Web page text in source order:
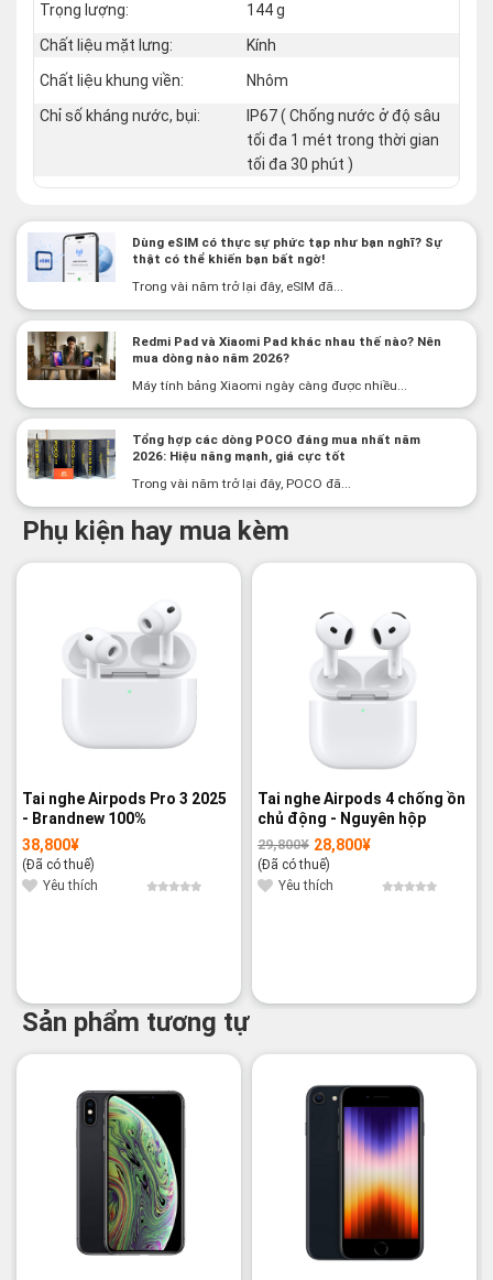
Trọng lượng:
144 g
Chất liệu mặt lưng:
Kính
Chất liệu khung viền:
Nhôm
Chỉ số kháng nước, bụi:
IP67 ( Chống nước ở độ sâu
tối đa 1 mét trong thời gian
tối đa 30 phút )
Dùng eSIM có thực sự phức tạp như bạn nghĩ? Sự
thật có thể khiến bạn bất ngờ!
Trong vài năm trở lại đây, eSIM đã...
Redmi Pad và Xiaomi Pad khác nhau thế nào? Nên
mua dòng nào năm 2026?
Máy tính bảng Xiaomi ngày càng được nhiều...
Tổng hợp các dòng POCO đáng mua nhất năm
2026: Hiệu năng mạnh, giá cực tốt
Trong vài năm trở lại đây, POCO đã...
Phụ kiện hay mua kèm
Tai nghe Airpods Pro 3 2025
- Brandnew 100%
38,800¥
(Đã có thuế)
Yêu thích
Tai nghe Airpods 4 chống ồn
chủ động - Nguyên hộp
29,800¥
Giá
gốc
là:
29,800¥.
28,800¥
Giá
hiện
tại
là:
28,800¥.
(Đã có thuế)
Yêu thích
Sản phẩm tương tự